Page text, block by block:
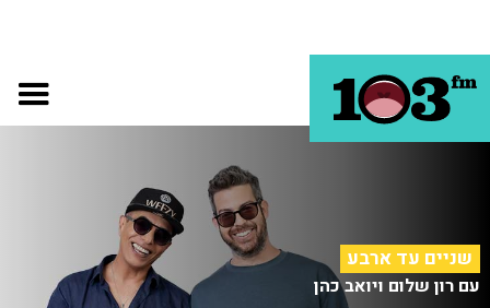
שניים עד ארבע
עם רון שלום ויואב כהן